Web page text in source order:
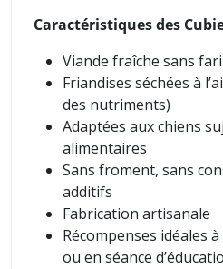
Caractéristiques des
Viande fraîche sans
Friandises séchées à
des nutriments)
Adaptées aux chiens
alimentaires
Sans froment, sans
additifs
Fabrication artisanale
Récompenses idéales
ou en séance